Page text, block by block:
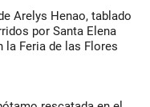
Arelys Henao, tablado
por Santa Elena
la Feria de las Flores